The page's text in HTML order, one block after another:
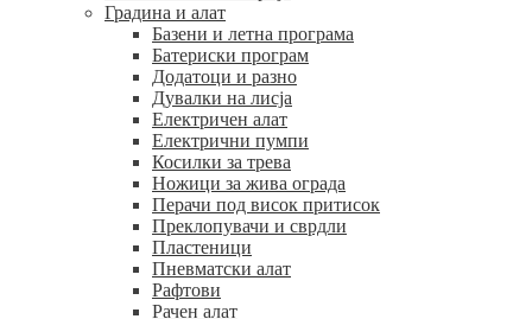
Градина и алат
Базени и летна програма
Батериски програм
Додатоци и разно
Дувалки на лисја
Електричен алат
Електрични пумпи
Косилки за трева
Ножици за жива ограда
Перачи под висок притисок
Преклопувачи и сврдли
Пластеници
Пневматски алат
Рафтови
Рачен алат